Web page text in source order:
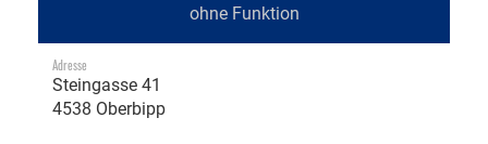
ohne Funktion
Adresse
Steingasse 41
4538 Oberbipp